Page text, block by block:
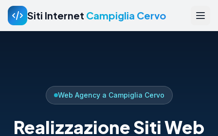
Siti Internet Campiglia Cervo
Web Agency a Campiglia Cervo
Realizzazione Siti Web